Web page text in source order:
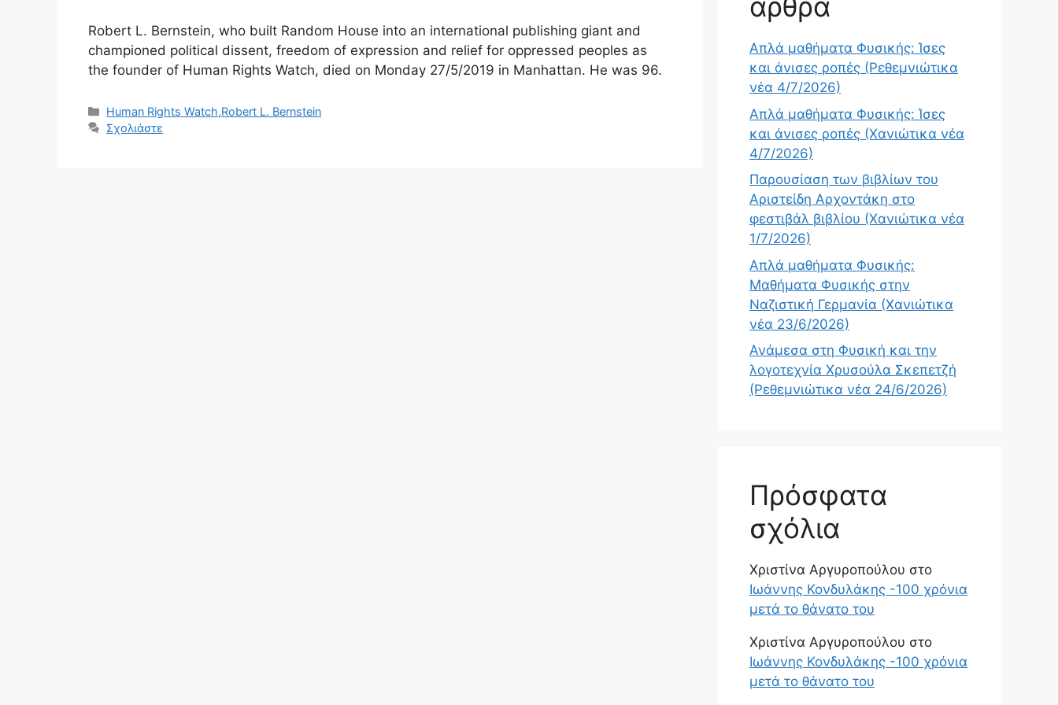
Robert L. Bernstein, who built Random House into an international publishing giant and
championed political dissent, freedom of expression and relief for oppressed peoples as
the founder of Human Rights Watch, died on Monday 27/5/2019 in Manhattan. He was 96.
Κατηγορίες
Human Rights Watch,Robert L. Bernstein
Σχολιάστε
Απλά μαθήματα Φυσικής: Ίσες
και άνισες ροπές (Ρεθεμνιώτικα
νέα 4/7/2026)
Απλά μαθήματα Φυσικής: Ίσες
και άνισες ροπές (Χανιώτικα νέα
4/7/2026)
Παρουσίαση των βιβλίων του
Αριστείδη Αρχοντάκη στο
φεστιβάλ βιβλίου (Χανιώτικα νέα
1/7/2026)
Απλά μαθήματα Φυσικής:
Μαθήματα Φυσικής στην
Ναζιστική Γερμανία (Χανιώτικα
νέα 23/6/2026)
Ανάμεσα στη Φυσική και την
λογοτεχνία Χρυσούλα Σκεπετζή
(Ρεθεμνιώτικα νέα 24/6/2026)
Πρόσφατα
σχόλια
Χριστίνα Αργυροπούλου στο
Ιωάννης Κονδυλάκης -100 χρόνια
μετά το θάνατο του
Χριστίνα Αργυροπούλου στο
Ιωάννης Κονδυλάκης -100 χρόνια
μετά το θάνατο του